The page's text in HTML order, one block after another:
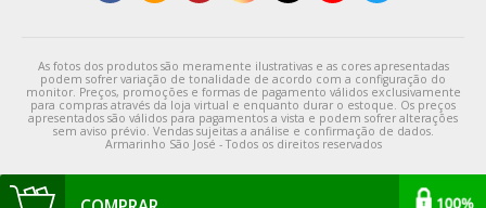
As fotos dos produtos são meramente ilustrativas e as cores apresentadas
podem sofrer variação de tonalidade de acordo com a configuração do
monitor. Preços, promoções e formas de pagamento válidos exclusivamente
para compras através da loja virtual e enquanto durar o estoque. Os preços
apresentados são válidos para pagamentos a vista e podem sofrer alterações
sem aviso prévio. Vendas sujeitas a análise e confirmação de dados.
Armarinho São José - Todos os direitos reservados